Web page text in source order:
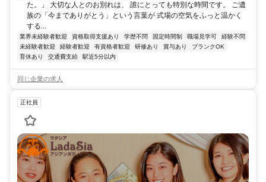
た。」 大切な人とのお別れは、 誰にとっても特別な時間です。 ご遺
族の「今までありがとう」という言葉が 式場の空気をふっと温かく
する...
業界未経験者歓迎 資格取得支援あり 学歴不問 固定時間制 職場見学可
経験不問
未経験者歓迎
経験者歓迎 有資格者歓迎 研修あり 賞与あり
ブランクOK
育休あり
交通費支給 駅近5分以内
同じ企業の求人
正社員